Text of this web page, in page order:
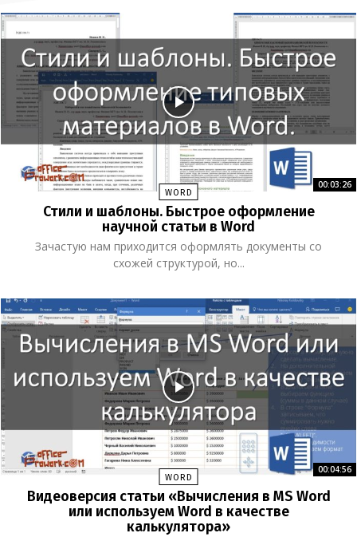
WORD
00:03:26
Стили и шаблоны. Быстрое оформление
научной статьи в Word
Зачастую нам приходится оформлять документы со
схожей структурой, но...
WORD
00:04:56
Видеоверсия статьи «Вычисления в MS Word
или используем Word в качестве
калькулятора»